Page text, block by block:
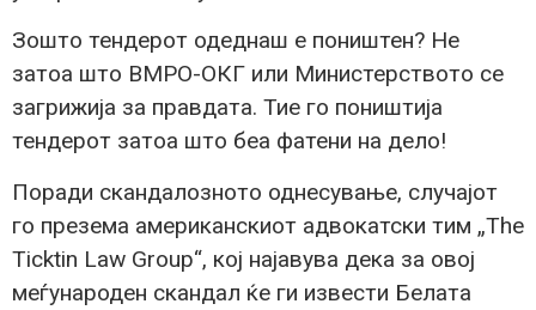
Зошто тендерот одеднаш е поништен? Не
затоа што ВМРО-ОКГ или Министерството се
загрижија за правдата. Тие го поништија
тендерот затоа што беа фатени на дело!
Поради скандалозното однесување, случајот
го презема американскиот адвокатски тим „The
Ticktin Law Group“, кој најавува дека за овој
меѓународен скандал ќе ги извести Белата